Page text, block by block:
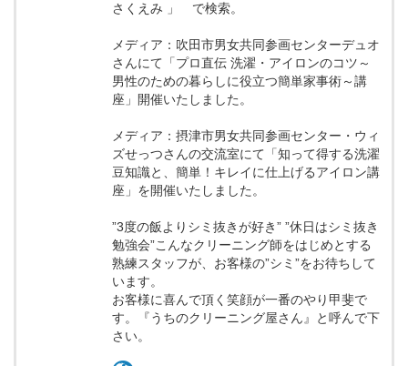
さくえみ 」 で検索。
メディア：吹田市男女共同参画センターデュオ
さんにて「プロ直伝 洗濯・アイロンのコツ～
男性のための暮らしに役立つ簡単家事術～講
座」開催いたしました。
メディア：摂津市男女共同参画センター・ウィ
ズせっつさんの交流室にて「知って得する洗濯
豆知識と、簡単！キレイに仕上げるアイロン講
座」を開催いたしました。
”3度の飯よりシミ抜きが好き” ”休日はシミ抜き
勉強会”こんなクリーニング師をはじめとする
熟練スタッフが、お客様の”シミ”をお待ちして
います。
お客様に喜んで頂く笑顔が一番のやり甲斐で
す。『うちのクリーニング屋さん』と呼んで下
さい。